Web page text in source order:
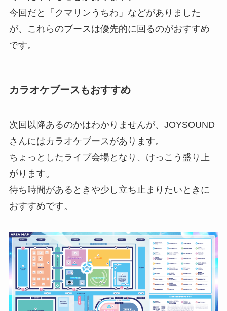
今回だと「クマリンうちわ」などがありました
が、これらのブースは優先的に回るのがおすすめ
です。
カラオケブースもおすすめ
次回以降あるのかはわかりませんが、JOYSOUND
さんにはカラオケブースがあります。
ちょっとしたライブ会場となり、けっこう盛り上
がります。
待ち時間があるときや少し立ち止まりたいときに
おすすめです。